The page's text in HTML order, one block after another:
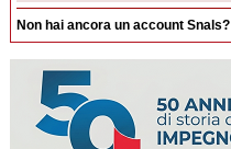
Non hai ancora un account Snals?